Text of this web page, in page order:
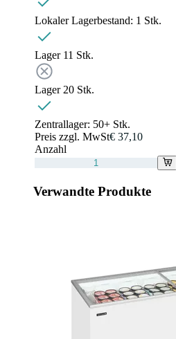
Lokaler Lagerbestand: 1 Stk.
Lager 11 Stk.
Lager 20 Stk.
Zentrallager: 50+ Stk.
Preis zzgl. MwSt€ 37,10
Anzahl
Verwandte Produkte